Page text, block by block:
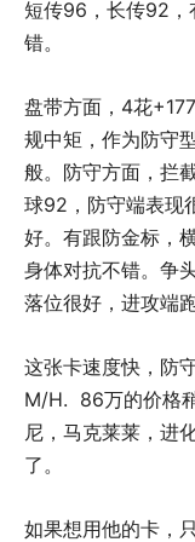
短传96，长传92，
错。
盘带方面，4花
规中矩，作为防守
般。防守方面，拦
球92，防守端表现
好。有跟防金标，
身体对抗不错。争
落位很好，进攻端
这张卡速度快，防
M/H. 86万的价格
尼，马克莱莱，进
了。
如果想用他的卡，